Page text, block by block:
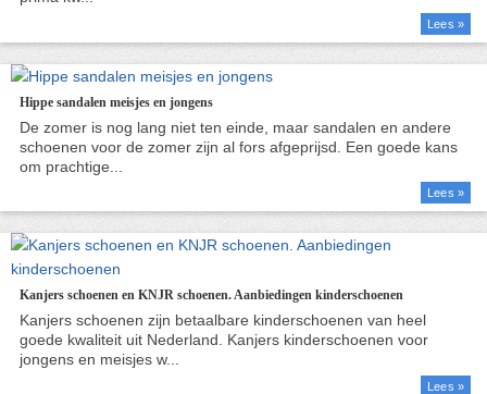
Lees »
Hippe sandalen meisjes en jongens
Lees »
Kanjers schoenen en KNJR schoenen. Aanbiedingen kinderschoenen
Lees »